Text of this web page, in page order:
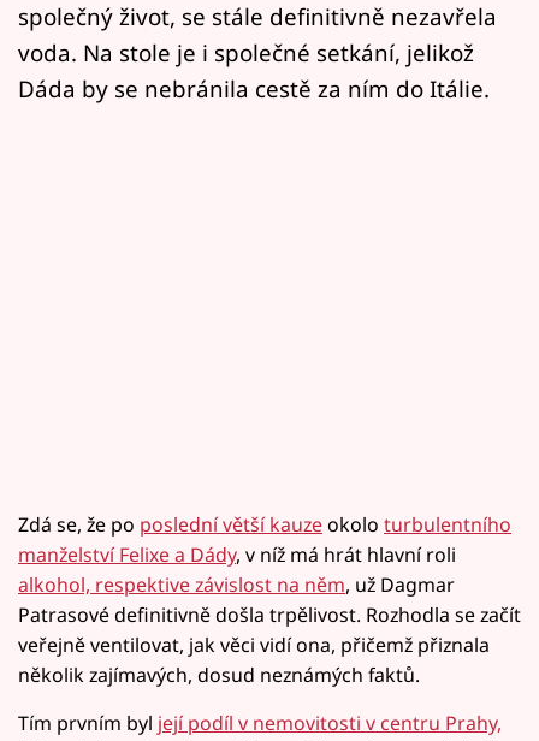
společný život, se stále definitivně nezavřela
voda. Na stole je i společné setkání, jelikož
Dáda by se nebránila cestě za ním do Itálie.
Zdá se, že po poslední větší kauzeokolo turbulentního
manželství Felixe a Dády, v níž má hrát hlavní roli
alkohol, respektive závislost na něm, už Dagmar
Patrasové definitivně došla trpělivost. Rozhodla se začít
veřejně ventilovat, jak věci vidí ona, přičemž přiznala
několik zajímavých, dosud neznámých faktů.
Tím prvním byl její podíl v nemovitosti v centru Prahy,